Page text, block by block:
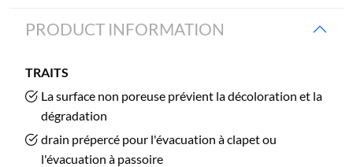
PRODUCT INFORMATION
TRAITS
La surface non poreuse prévient la décoloration et la
dégradation
drain prépercé pour l'évacuation à clapet ou
l'évacuation à passoire